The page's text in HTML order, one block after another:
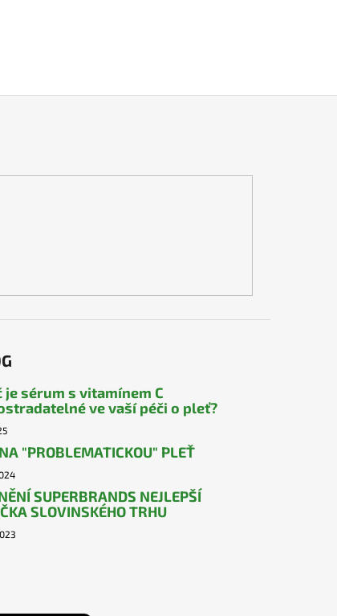
je sérum s vitamínem C
ve vaší péči o pleť?
"PROBLEMATICKOU" PLEŤ
SUPERBRANDS NEJLEPŠÍ
SLOVINSKÉHO TRHU